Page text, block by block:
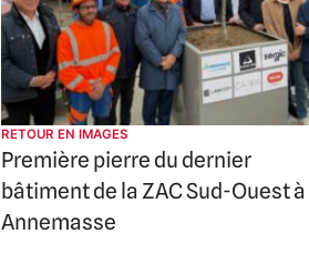
RETOUR EN IMAGES
Première pierre du dernier
bâtiment de la ZAC Sud-Ouest à
Annemasse